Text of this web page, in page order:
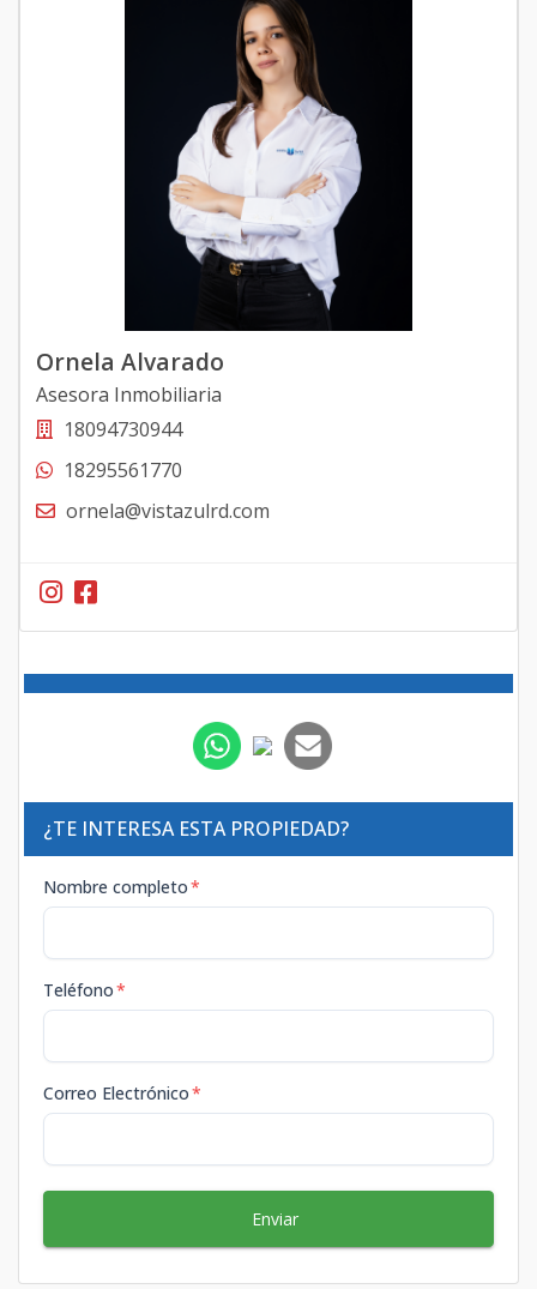
Ornela Alvarado
Asesora Inmobiliaria
18094730944
18295561770
ornela@vistazulrd.com
¿TE INTERESA ESTA PROPIEDAD?
Nombre completo*
Teléfono*
Correo Electrónico*
Enviar